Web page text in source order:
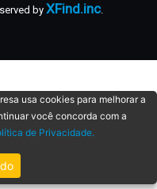
by XFind.inc.
usa cookies para melhorar a
você concorda com a
de Privacidade.